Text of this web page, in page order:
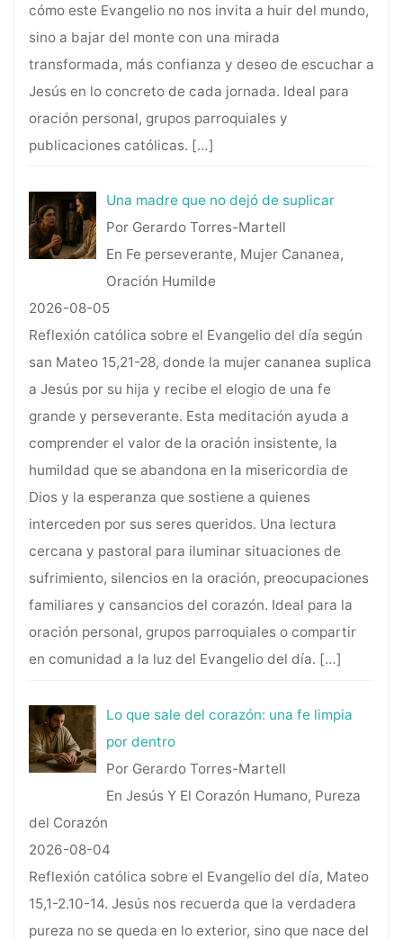
cómo este Evangelio no nos invita a huir del mundo,
sino a bajar del monte con una mirada
transformada, más confianza y deseo de escuchar a
Jesús en lo concreto de cada jornada. Ideal para
oración personal, grupos parroquiales y
publicaciones católicas. […]
Una madre que no dejó de suplicar
Por Gerardo Torres-Martell
En Fe perseverante, Mujer Cananea,
Oración Humilde
2026-08-05
Reflexión católica sobre el Evangelio del día según
san Mateo 15,21-28, donde la mujer cananea suplica
a Jesús por su hija y recibe el elogio de una fe
grande y perseverante. Esta meditación ayuda a
comprender el valor de la oración insistente, la
humildad que se abandona en la misericordia de
Dios y la esperanza que sostiene a quienes
interceden por sus seres queridos. Una lectura
cercana y pastoral para iluminar situaciones de
sufrimiento, silencios en la oración, preocupaciones
familiares y cansancios del corazón. Ideal para la
oración personal, grupos parroquiales o compartir
en comunidad a la luz del Evangelio del día. […]
Lo que sale del corazón: una fe limpia
por dentro
Por Gerardo Torres-Martell
En Jesús Y El Corazón Humano, Pureza
del Corazón
2026-08-04
Reflexión católica sobre el Evangelio del día, Mateo
15,1-2.10-14. Jesús nos recuerda que la verdadera
pureza no se queda en lo exterior, sino que nace del